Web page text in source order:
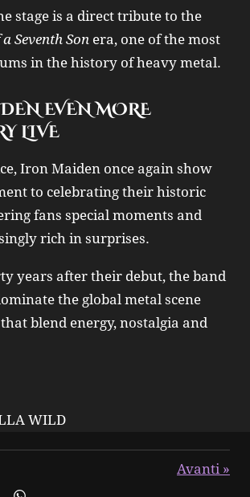
stage is a direct tribute to the
Seventh Son era, one of the most
in the history of heavy metal.
EVEN MORE
LIVE
Iron Maiden once again show
to celebrating their historic
fans special moments and
rich in surprises.
years after their debut, the band
the global metal scene
blend energy, nostalgia and
WILD
Avanti »